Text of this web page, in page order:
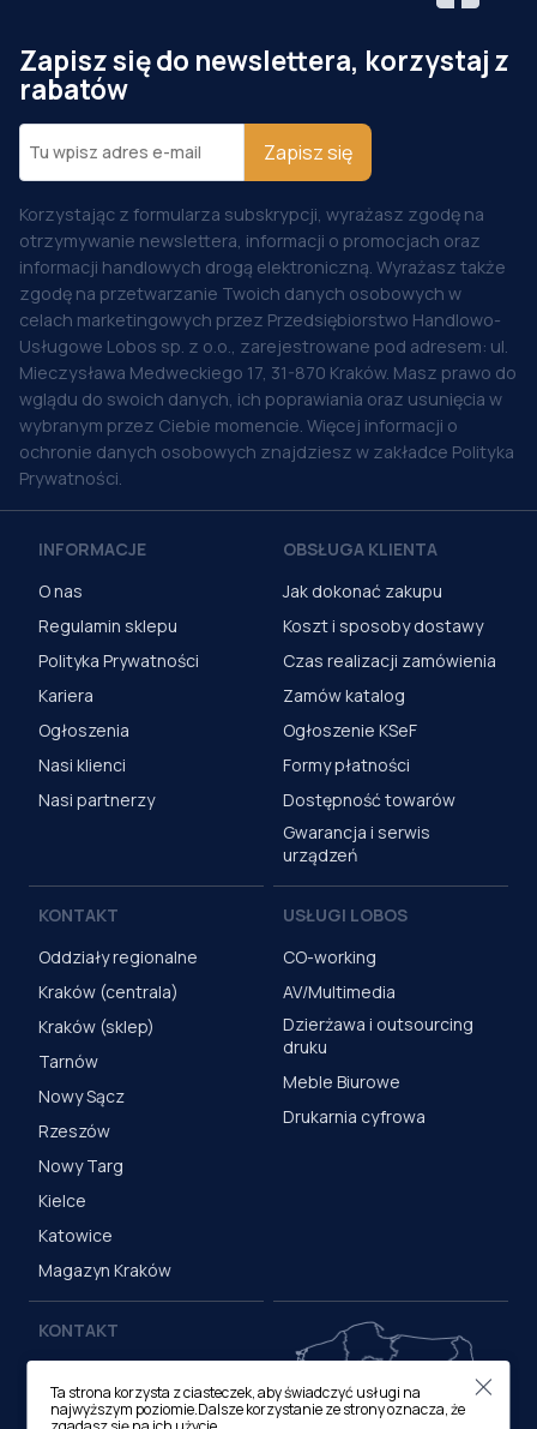
Zapisz się do newslettera, korzystaj z
rabatów
Zapisz się
Korzystając z formularza subskrypcji, wyrażasz zgodę na
otrzymywanie newslettera, informacji o promocjach oraz
informacji handlowych drogą elektroniczną. Wyrażasz także
zgodę na przetwarzanie Twoich danych osobowych w
celach marketingowych przez Przedsiębiorstwo Handlowo-
Usługowe Lobos sp. z o.o., zarejestrowane pod adresem: ul.
Mieczysława Medweckiego 17, 31-870 Kraków. Masz prawo do
wglądu do swoich danych, ich poprawiania oraz usunięcia w
wybranym przez Ciebie momencie. Więcej informacji o
ochronie danych osobowych znajdziesz w zakładce Polityka
Prywatności.
INFORMACJE
O nas
Regulamin sklepu
Polityka Prywatności
Kariera
Ogłoszenia
Nasi klienci
Nasi partnerzy
OBSŁUGA KLIENTA
Jak dokonać zakupu
Koszt i sposoby dostawy
Czas realizacji zamówienia
Zamów katalog
Ogłoszenie KSeF
Formy płatności
Dostępność towarów
Gwarancja i serwis
urządzeń
KONTAKT
Oddziały regionalne
Kraków (centrala)
Kraków (sklep)
Tarnów
Nowy Sącz
Rzeszów
Nowy Targ
Kielce
Katowice
Magazyn Kraków
USŁUGI LOBOS
CO-working
AV/Multimedia
Dzierżawa i outsourcing
druku
Meble Biurowe
Drukarnia cyfrowa
KONTAKT
ul. M. Medweckiego 17, 31-
870 Kraków
Ta strona korzysta z ciasteczek, aby świadczyć usługi na
najwyższym poziomie.Dalsze korzystanie ze strony oznacza, że